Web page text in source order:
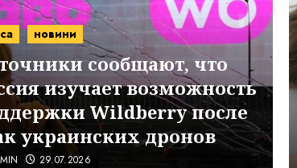
новини
сообщают, что
изучает возможность
Wildberry после
украинских дронов
29.07.2026